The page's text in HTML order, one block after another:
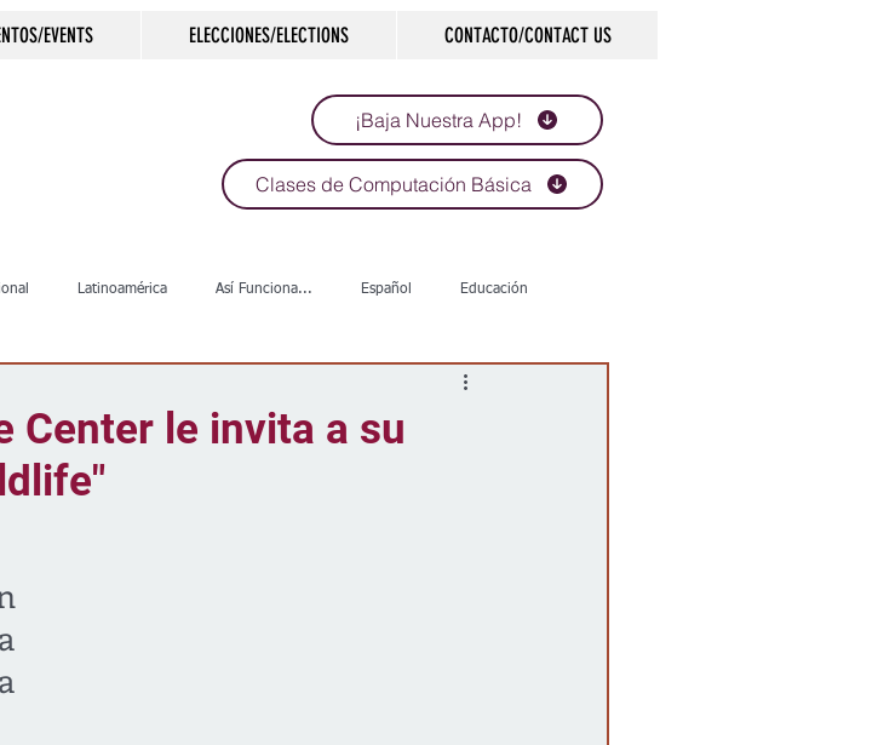
EVENTS ELECCIONES/ELECTIONS CONTACTO/CONTACT US
¡Baja Nuestra App!
Clases de Computación Básica
Latinoamérica Así Funciona... Español Educación
Desamparados
Center le invita a su